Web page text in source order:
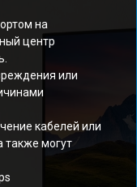
на
центр
или
кабелей или
также могут